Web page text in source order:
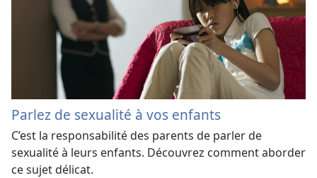
Parlez de sexualité à vos enfants
C’est la responsabilité des parents de parler de
sexualité à leurs enfants. Découvrez comment aborder
ce sujet délicat.